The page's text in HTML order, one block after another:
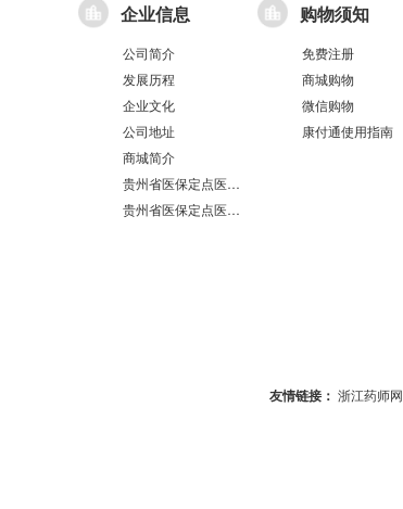
企业信息
公司简介
发展历程
企业文化
公司地址
商城简介
贵州省医保定点医疗机构医保服务情况表（第551分店）
贵州省医保定点医疗机构医保服务情况表（第100分店）
购物须知
免费注册
商城购物
微信购物
康付通使用指南
友情链接： 浙江药师网